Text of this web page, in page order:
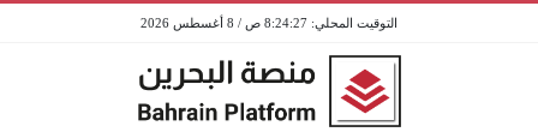
8:24:27 ص / 8 أغسطس 2026